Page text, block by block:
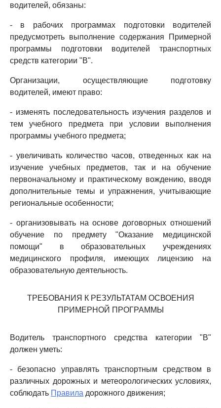
водителей, обязаны:
- в рабочих программах подготовки водителей
предусмотреть выполнение содержания Примерной
программы подготовки водителей транспортных
средств категории "B".
Организации, осуществляющие подготовку
водителей, имеют право:
- изменять последовательность изучения разделов и
тем учебного предмета при условии выполнения
программы учебного предмета;
- увеличивать количество часов, отведенных как на
изучение учебных предметов, так и на обучение
первоначальному и практическому вождению, вводя
дополнительные темы и упражнения, учитывающие
региональные особенности;
- организовывать на основе договорных отношений
обучение по предмету "Оказание медицинской
помощи" в образовательных учреждениях
медицинского профиля, имеющих лицензию на
образовательную деятельность.
ТРЕБОВАНИЯ К РЕЗУЛЬТАТАМ ОСВОЕНИЯ
ПРИМЕРНОЙ ПРОГРАММЫ
Водитель транспортного средства категории "B"
должен уметь:
- безопасно управлять транспортным средством в
различных дорожных и метеорологических условиях,
соблюдать Правила дорожного движения;